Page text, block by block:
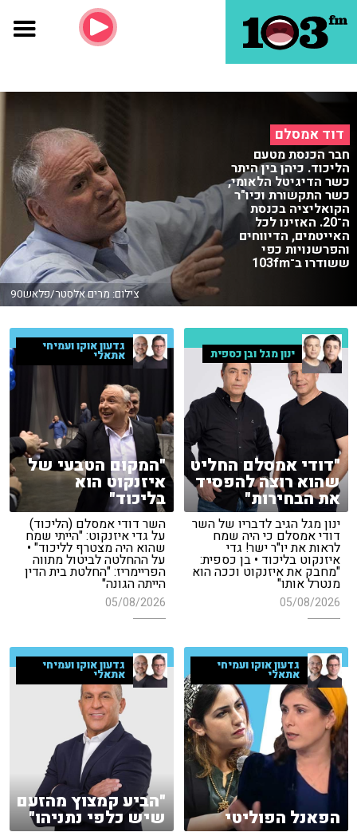
דוד אמסלם
חבר הכנסת מטעם
הליכוד. כיהן בין היתר
כשר הדיגיטל הלאומי,
כשר התקשורת וכיו"ר
הקואליציה בכנסת
ה־20. האזינו לכל
האייטמים, הדיווחים
והפרשנויות כפי
ששודרו ב־103fm
צילום: מרים אלסטר/פלאש90
ינון מגל ובן כספית
"דודי אמסלם החליט
שהוא רוצה להפסיד
את הבחירות"
ינון מגל הגיב לדבריו של השר
דודי אמסלם כי היה שמח
לראות את יו"ר ישר! גדי
איזנקוט בליכוד • בן כספית:
"מחבק את איזנקוט וככה הוא
מנטרל אותו"
05/08/2026
גדעון אוקו ועמיחי
אתאלי
"המקום הטבעי של
איזנקוט הוא
בליכוד"
השר דודי אמסלם (הליכוד)
על גדי איזנקוט: "הייתי שמח
שהוא היה מצטרף לליכוד" •
על ההחלטה לביטול מתווה
הפריימריז: "החלטת בית הדין
הייתה הגונה"
05/08/2026
גדעון אוקו ועמיחי
אתאלי
הפאנל הפוליטי
גדעון אוקו ועמיחי
אתאלי
"הביע קמצוץ מהזעם
שיש כלפי נתניהו"